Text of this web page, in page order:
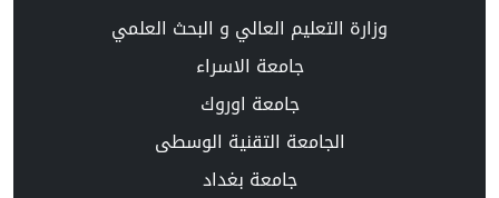
وزارة التعليم العالي و البحث العلمي
جامعة الاسراء
جامعة اوروك
الجامعة التقنية الوسطى
جامعة بغداد